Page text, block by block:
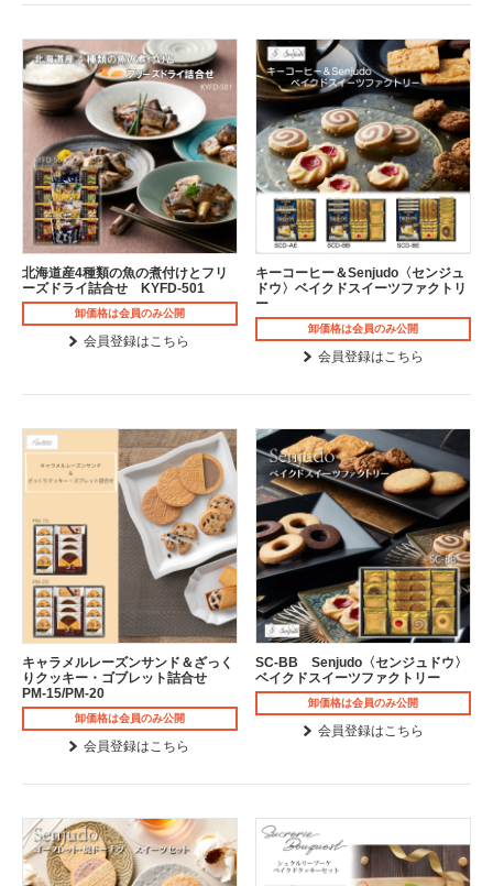
北海道産4種類の魚の煮付けとフリ
ーズドライ詰合せ KYFD-501
卸価格は会員のみ公開
会員登録はこちら
キーコーヒー＆Senjudo〈センジュ
ドウ〉ベイクドスイーツファクトリ
ー
卸価格は会員のみ公開
会員登録はこちら
キャラメルレーズンサンド＆ざっく
りクッキー・ゴブレット詰合せ
PM-15/PM-20
卸価格は会員のみ公開
会員登録はこちら
SC-BB Senjudo〈センジュドウ〉
ベイクドスイーツファクトリー
卸価格は会員のみ公開
会員登録はこちら